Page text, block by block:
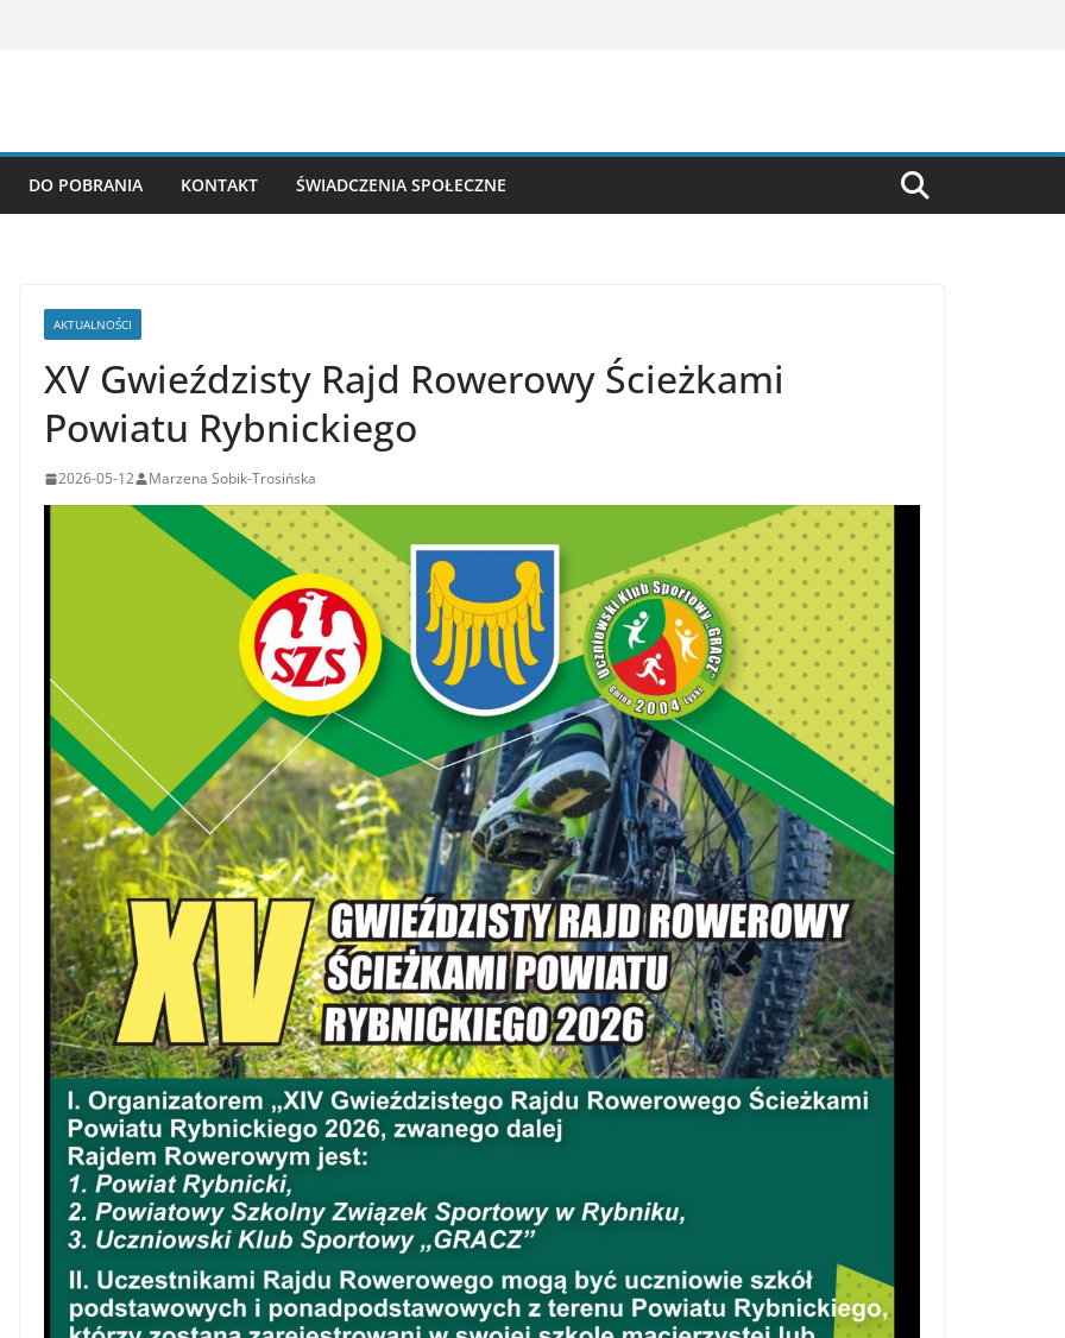
DO POBRANIA KONTAKT ŚWIADCZENIA SPOŁECZNE
AKTUALNOŚCI
XV Gwieździsty Rajd Rowerowy Ścieżkami
Powiatu Rybnickiego
2026-05-12 Marzena Sobik-Trosińska